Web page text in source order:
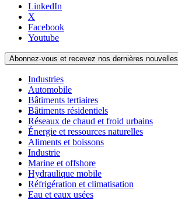
LinkedIn
X
Facebook
Youtube
Abonnez-vous et recevez nos dernières nouvelles
Industries
Automobile
Bâtiments tertiaires
Bâtiments résidentiels
Réseaux de chaud et froid urbains
Énergie et ressources naturelles
Aliments et boissons
Industrie
Marine et offshore
Hydraulique mobile
Réfrigération et climatisation
Eau et eaux usées